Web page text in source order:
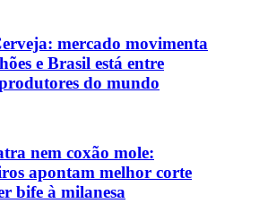
mercado movimenta
e Brasil está entre
do mundo
nem coxão mole:
apontam melhor corte
bife à milanesa